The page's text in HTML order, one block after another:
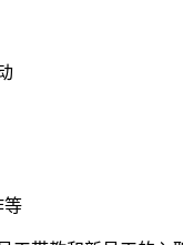
等